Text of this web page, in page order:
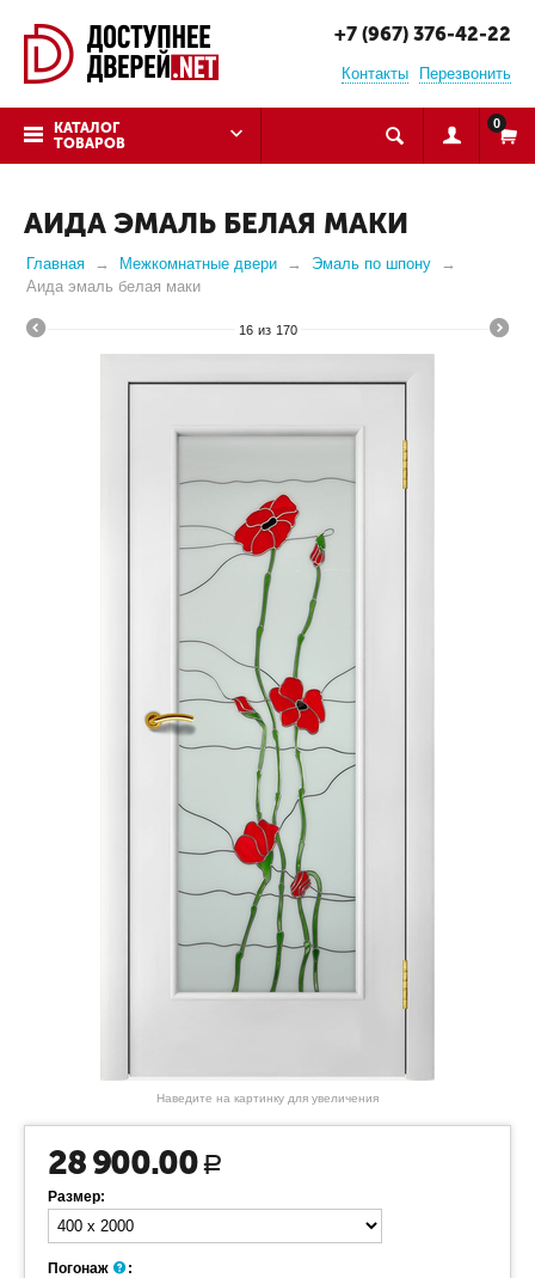
+7 (967) 376-42-22
Контакты Перезвонить
КАТАЛОГ
ТОВАРОВ
0
АИДА ЭМАЛЬ БЕЛАЯ МАКИ
Главная Межкомнатные двери
Эмаль по шпону
Аида эмаль белая маки
16 из 170
Наведите на картинку для увеличения
28 900.00 Р
Размер:
Погонаж :